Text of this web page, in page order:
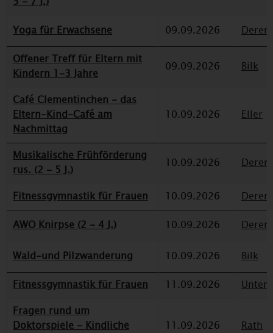
Yoga für Erwachsene 09.09.2026
Offener Treff für Eltern mit
Kindern 1-3 Jahre
09.09.2026 Bilk
Café Clementinchen - das
Eltern-Kind-Café am
Nachmittag
10.09.2026 Eller
Musikalische Frühförderung
rus. (2 - 5 J.)
10.09.2026
Fitnessgymnastik für Frauen 10.09.2026
AWO Knirpse (2 - 4 J.)
10.09.2026
Wald-und Pilzwanderung 10.09.2026
Bilk
Fitnessgymnastik für Frauen
11.09.2026
Fragen rund um
Doktorspiele - Kindliche
11.09.2026 Rath